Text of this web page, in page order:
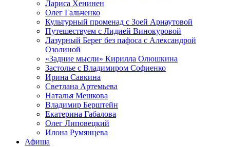
Лариса Хенинен
Олег Гальченко
Культурный променад с Зоей Арнаутовой
Путешествуем с Лидией Винокуровой
Лазурный Берег без пафоса с Александрой
Озолиной
«Задние мысли» Кирилла Олюшкина
Застолье с Владимиром Софиенко
Ирина Савкина
Светлана Артемьева
Наталья Мешкова
Владимир Берштейн
Екатерина Габалова
Олег Липовецкий
Илона Румянцева
Афиша